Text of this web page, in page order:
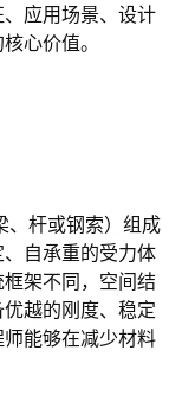
应用场景、设计
心价值。
、杆或钢索）组成
自承重的受力体
架不同，空间结
越的刚度、稳定
能够在减少材料